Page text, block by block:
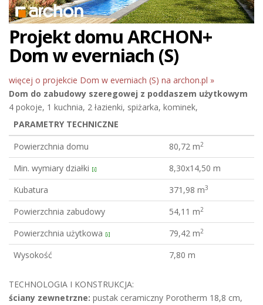
Projekt domu ARCHON+
Dom w everniach (S)
więcej o projekcie Dom w everniach (S) na archon.pl »
Dom do zabudowy szeregowej z poddaszem użytkowym
4 pokoje, 1 kuchnia, 2 łazienki, spiżarka, kominek,
PARAMETRY TECHNICZNE
Powierzchnia domu
80,72 m2
Min. wymiary działki [i]
8,30x14,50 m
Kubatura
371,98 m3
Powierzchnia zabudowy 54,11 m2
Powierzchnia użytkowa [i] 79,42 m2
Wysokość 7,80 m
TECHNOLOGIA I KONSTRUKCJA:
ściany zewnetrzne: pustak ceramiczny Porotherm 18,8 cm,